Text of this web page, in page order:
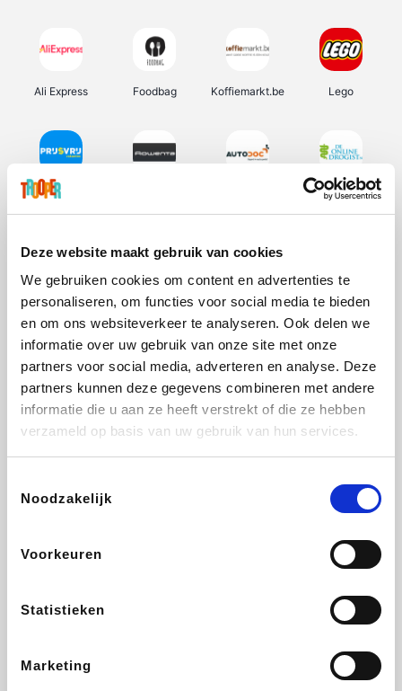
Deze website maakt gebruik van cookies
We gebruiken cookies om content en advertenties te
personaliseren, om functies voor social media te bieden
en om ons websiteverkeer te analyseren. Ook delen we
informatie over uw gebruik van onze site met onze
partners voor social media, adverteren en analyse. Deze
partners kunnen deze gegevens combineren met andere
informatie die u aan ze heeft verstrekt of die ze hebben
verzameld op basis van uw gebruik van hun services.
Noodzakelijk
Voorkeuren
Statistieken
Marketing
Ali Express Foodbag Koffiemarkt.be Lego
Prijsvrij De Online Drogist
Vidaxl Lampenlicht.be Plopsa Adidas
All Accor
DectDirect
SupraBazar